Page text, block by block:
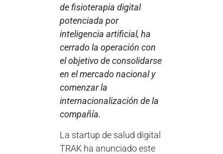
de fisioterapia digital
potenciada por
inteligencia artificial, ha
cerrado la operación con
el objetivo de consolidarse
en el mercado nacional y
comenzar la
internacionalización de la
compañía.
La startup de salud digital
TRAK ha anunciado este